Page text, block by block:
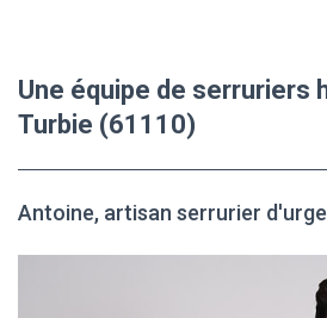
Une équipe de serruriers
Turbie (61110)
Antoine, artisan serrurier